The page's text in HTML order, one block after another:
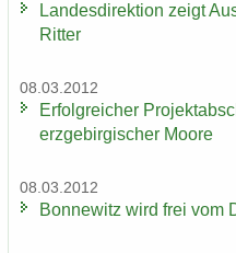
Lan­des­di­rek­ti­on zeigt
Rit­ter
08.03.2012
Er­folg­rei­cher
erz­ge­bir­gi­scher Moore
08.03.2012
Bon­ne­witz wird frei vom